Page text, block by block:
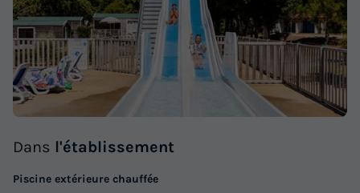
Dans l'établissement
Piscine extérieure chauffée